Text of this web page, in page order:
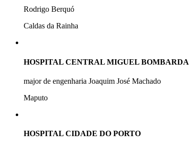
Rodrigo Berquó
Caldas da Rainha
HOSPITAL CENTRAL MIGUEL BOMBARDA
major de engenharia Joaquim José Machado
Maputo
HOSPITAL CIDADE DO PORTO